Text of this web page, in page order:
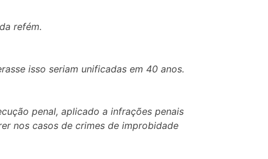
refém.
isso seriam unificadas em 40 anos.
penal, aplicado a infrações penais
nos casos de crimes de improbidade